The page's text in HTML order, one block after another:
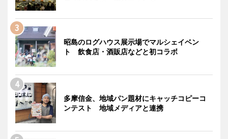
昭島のログハウス展示場でマルシェイベン
ト 飲食店・酒販店などと初コラボ
多摩信金、地域パン題材にキャッチコピーコ
ンテスト 地域メディアと連携